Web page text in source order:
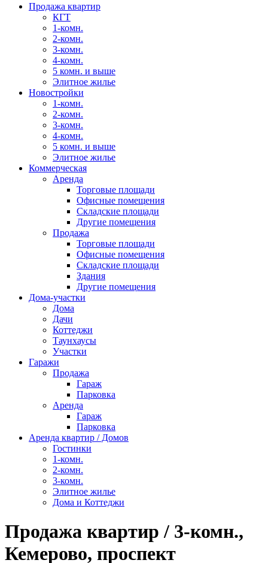
Продажа квартир
КГТ
1-комн.
2-комн.
3-комн.
4-комн.
5 комн. и выше
Элитное жилье
Новостройки
1-комн.
2-комн.
3-комн.
4-комн.
5 комн. и выше
Элитное жилье
Коммерческая
Аренда
Торговые площади
Офисные помещения
Складские площади
Другие помещения
Продажа
Торговые площади
Офисные помещения
Складские площади
Здания
Другие помещения
Дома-участки
Дома
Дачи
Коттеджи
Таунхаусы
Участки
Гаражи
Продажа
Гараж
Парковка
Аренда
Гараж
Парковка
Аренда квартир / Домов
Гостинки
1-комн.
2-комн.
3-комн.
Элитное жилье
Дома и Коттеджи
Продажа квартир / 3-комн.,
Кемерово, проспект